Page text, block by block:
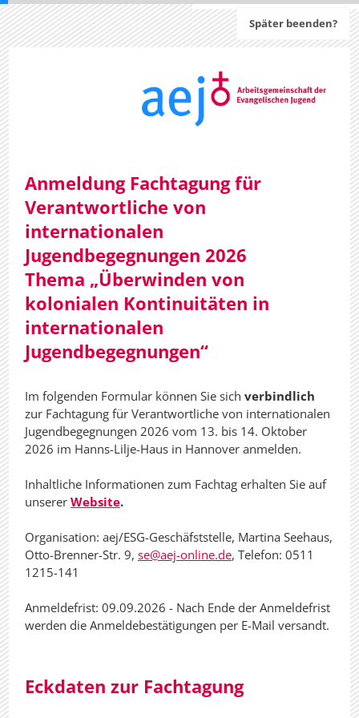
Später beenden?
Anmeldung Fachtagung für
Verantwortliche von
internationalen
Jugendbegegnungen 2026
Thema „Überwinden von
kolonialen Kontinuitäten in
internationalen
Jugendbegegnungen“
Im folgenden Formular können Sie sich verbindlich
zur Fachtagung für Verantwortliche von internationalen
Jugendbegegnungen 2026 vom 13. bis 14. Oktober
2026 im Hanns-Lilje-Haus in Hannover anmelden.
Inhaltliche Informationen zum Fachtag erhalten Sie auf
unserer Website.
Organisation: aej/ESG-Geschäfststelle, Martina Seehaus,
Otto-Brenner-Str. 9, se@aej-online.de, Telefon: 0511
1215-141
Anmeldefrist: 09.09.2026 - Nach Ende der Anmeldefrist
werden die Anmeldebestätigungen per E-Mail versandt.
Eckdaten zur Fachtagung